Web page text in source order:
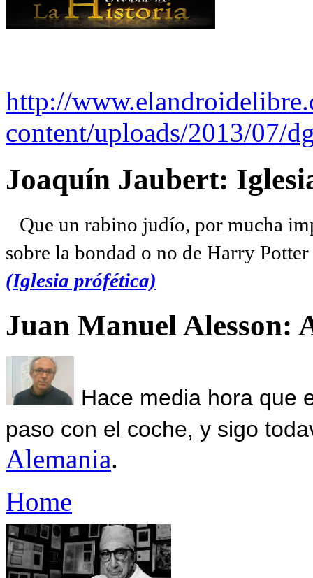
http://
content/uploads/2013/07/
Joaquín Jaubert:
Que un rabino judío, por mucha
sobre la bondad o no de Harry
(Iglesia prófética)
Juan Manuel Alesson:
Hace media hora que
paso con el coche, y sigo
Alemania.
Home